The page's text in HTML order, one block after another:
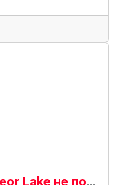
Процессоры Intel Meteor Lake не появятся в настольных ПК с разъемами в следующем году